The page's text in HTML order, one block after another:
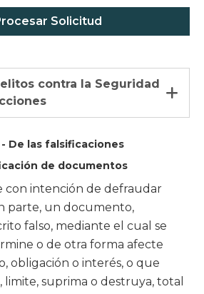
contra la Seguridad

- De las falsificaciones
de documentos
con intención de defraudar
parte, un documento,
falso, mediante el cual se
o de otra forma afecte
obligación o interés, o que
suprima o destruya, total